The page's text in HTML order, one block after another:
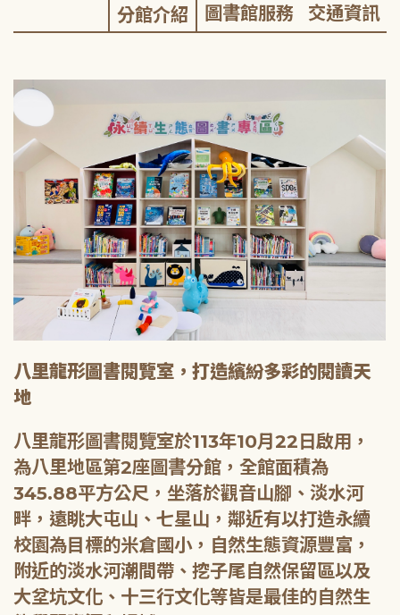
分館介紹 圖書館服務 交通資訊
八里龍形圖書閱覽室，打造繽紛多彩的閱讀天
地
八里龍形圖書閱覽室於113年10月22日啟用，
為八里地區第2座圖書分館，全館面積為
345.88平方公尺，坐落於觀音山腳、淡水河
畔，遠眺大屯山、七星山，鄰近有以打造永續
校園為目標的米倉國小，自然生態資源豐富，
附近的淡水河潮間帶、挖子尾自然保留區以及
大坌坑文化、十三行文化等皆是最佳的自然生